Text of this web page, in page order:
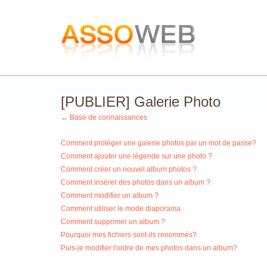
[PUBLIER] Galerie Photo
← Base de connaissances
Comment protéger une galerie photos par un mot de passe?
Comment ajouter une légende sur une photo ?
Comment créer un nouvel album photos ?
Comment insérer des photos dans un album ?
Comment modifier un album ?
Comment utiliser le mode diaporama
Comment supprimer un album ?
Pourquoi mes fichiers sont-ils renommés?
Puis-je modifier l'ordre de mes photos dans un album?